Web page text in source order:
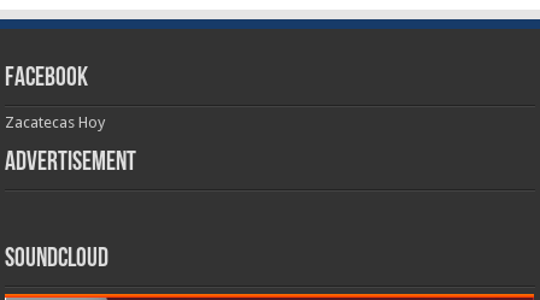
Facebook
Zacatecas Hoy
Advertisement
SoundCloud